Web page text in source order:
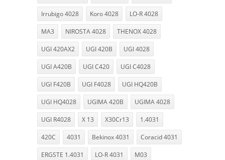
Irrubigo 4028 Koro 4028 LO-R 4028
MA3 NIROSTA 4028 THENOX 4028
UGI 420AX2 UGI 420B UGI 4028
UGI A420B UGI C420 UGI C4028
UGI F420B UGI F4028 UGI HQ420B
UGI HQ4028 UGIMA 420B UGIMA 4028
UGI R4028 X 13 X30Cr13 1.4031
420C 4031 Bekinox 4031 Coracid 4031
ERGSTE 1.4031 LO-R 4031 M03